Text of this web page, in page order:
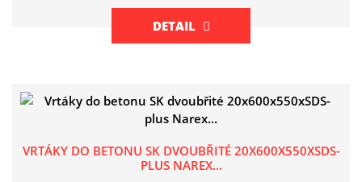
DETAIL
VRTÁKY DO BETONU SK DVOUBŘITÉ 20X600X550XSDS-
PLUS NAREX...